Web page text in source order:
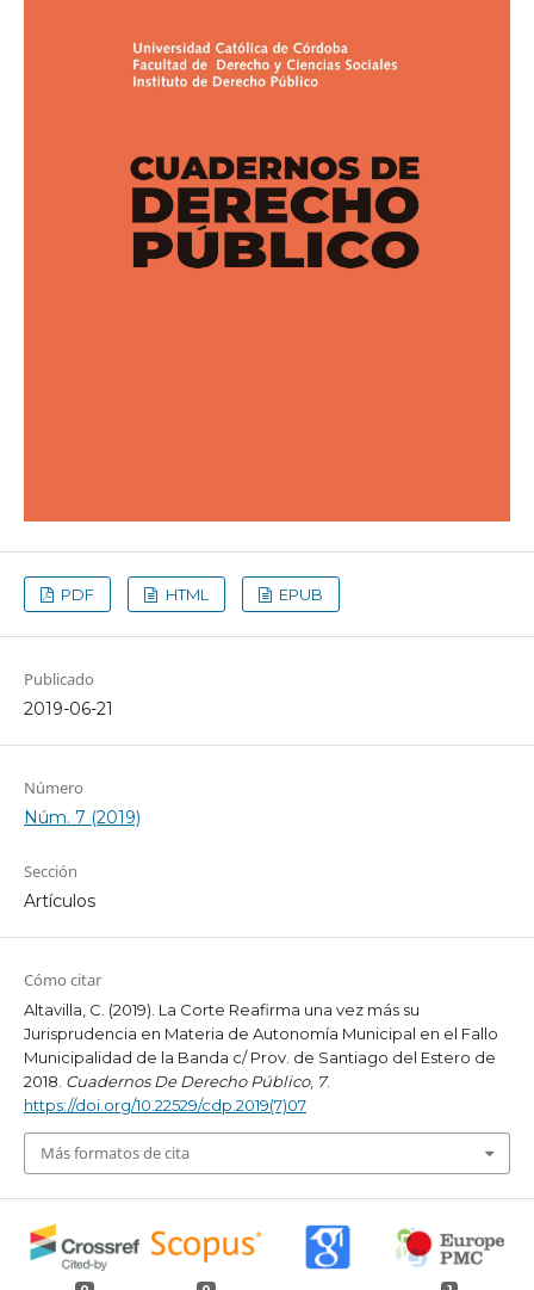
PDF HTML EPUB
Publicado
2019-06-21
Número
Núm. 7 (2019)
Sección
Artículos
Cómo citar
Altavilla, C. (2019). La Corte Reafirma una vez más su
Jurisprudencia en Materia de Autonomía Municipal en el Fallo
Municipalidad de la Banda c/ Prov. de Santiago del Estero de
2018. Cuadernos De Derecho Público, 7.
https://doi.org/10.22529/cdp.2019(7)07
Más formatos de cita